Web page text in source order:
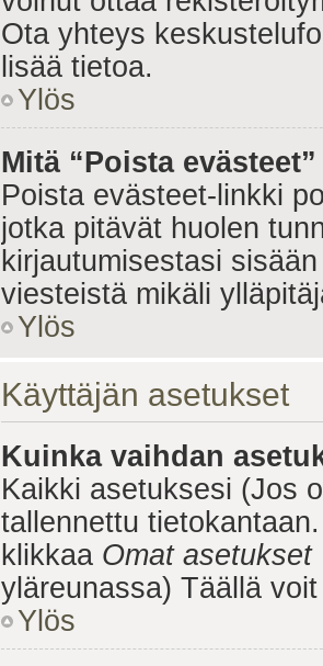
Ota yhteys
lisää tietoa.
Ylös
Mitä “Poista
Poista evästeet-linkki
jotka pitävät huolen
kirjautumisestasi
viesteistä mikäli
Ylös
Käyttäjän asetukset
Kuinka vaihdan
Kaikki asetuksesi (Jos
tallennettu
klikkaa Omat asetukset
yläreunassa) Täällä
Ylös